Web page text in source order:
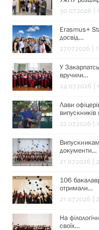
30.07.2026 |
Erasmus+
досвід…
27.07.2026 |
У
вручили…
24.07.2026 |
Лави
22.07.2026 |
Випускникам
документи…
21.07.2026 |
106
отримали…
21.07.2026 |
На
своїх…